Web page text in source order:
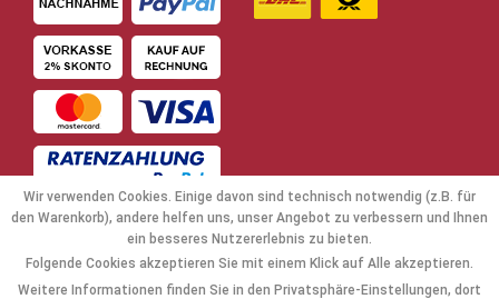
NAVIGATION
Wir verwenden Cookies. Einige davon sind technisch notwendig (z.B. für
den Warenkorb), andere helfen uns, unser Angebot zu verbessern und Ihnen
ein besseres Nutzererlebnis zu bieten.
Folgende Cookies akzeptieren Sie mit einem Klick auf Alle akzeptieren.
Weitere Informationen finden Sie in den Privatsphäre-Einstellungen, dort